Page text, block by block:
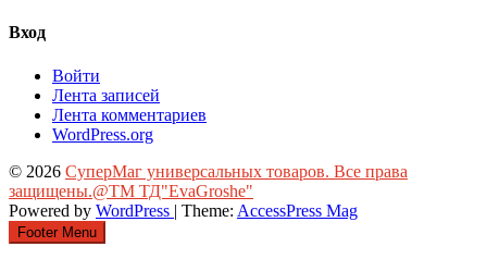
Вход
Войти
Лента записей
Лента комментариев
WordPress.org
© 2026 СуперМаг универсальных товаров. Все права
защищены.@ТМ ТД"EvaGroshe"
Powered by WordPress | Theme: AccessPress Mag
Footer Menu